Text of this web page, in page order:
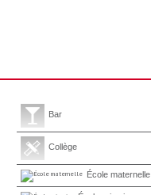
Bar
Collège
École maternelle